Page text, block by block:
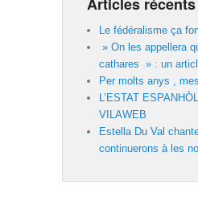
Le fédéralisme ça
» On les appellera
cathares » : un
Per molts anys ,
L’ESTAT
VILAWEB
Estella Du Val
continuerons à les